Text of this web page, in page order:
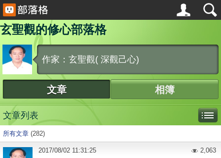
玄聖觀的修心部落格
作家：玄聖觀( 深觀己心)
文章 相簿
文章列表
所有文章 (282)
2017/08/02 11:31:25 2,063